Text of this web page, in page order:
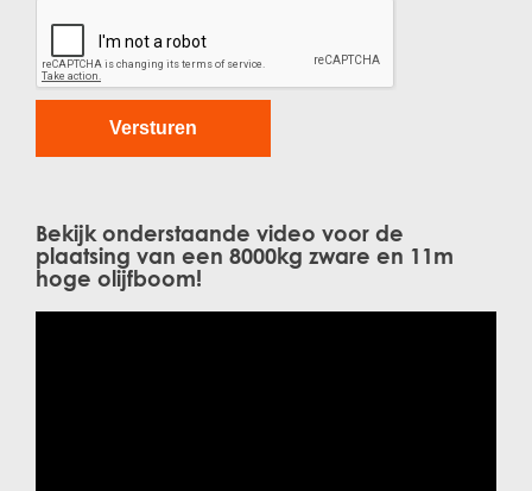
Bekijk onderstaande video voor de
plaatsing van een 8000kg zware en 11m
hoge olijfboom!